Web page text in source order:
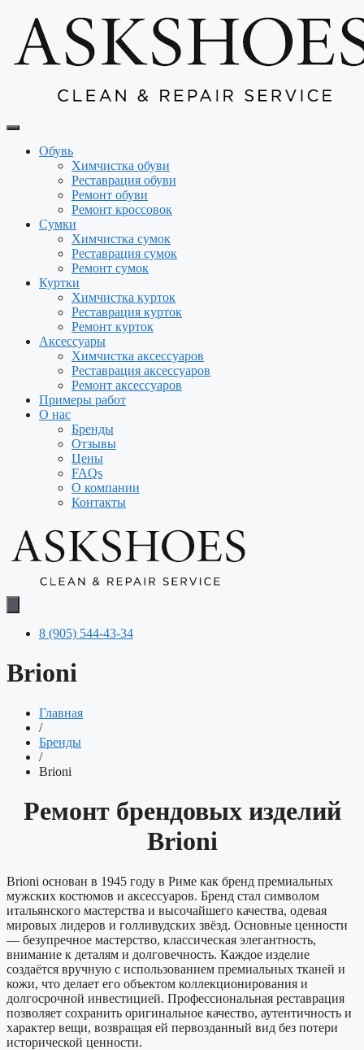
содержимому
Обувь
Химчистка обуви
Реставрация обуви
Ремонт обуви
Ремонт кроссовок
Сумки
Химчистка сумок
Реставрация сумок
Ремонт сумок
Куртки
Химчистка курток
Реставрация курток
Ремонт курток
Аксессуары
Химчистка аксессуаров
Реставрация аксессуаров
Ремонт аксессуаров
Примеры работ
О нас
Бренды
Отзывы
Цены
FAQs
О компании
Контакты
8 (905) 544-43-34
Brioni
Главная
/
Бренды
/
Brioni
Ремонт брендовых изделий
Brioni
Brioni основан в 1945 году в Риме как бренд премиальных
мужских костюмов и аксессуаров. Бренд стал символом
итальянского мастерства и высочайшего качества, одевая
мировых лидеров и голливудских звёзд. Основные ценности
— безупречное мастерство, классическая элегантность,
внимание к деталям и долговечность. Каждое изделие
создаётся вручную с использованием премиальных тканей и
кожи, что делает его объектом коллекционирования и
долгосрочной инвестицией. Профессиональная реставрация
позволяет сохранить оригинальное качество, аутентичность и
характер вещи, возвращая ей первозданный вид без потери
исторической ценности.